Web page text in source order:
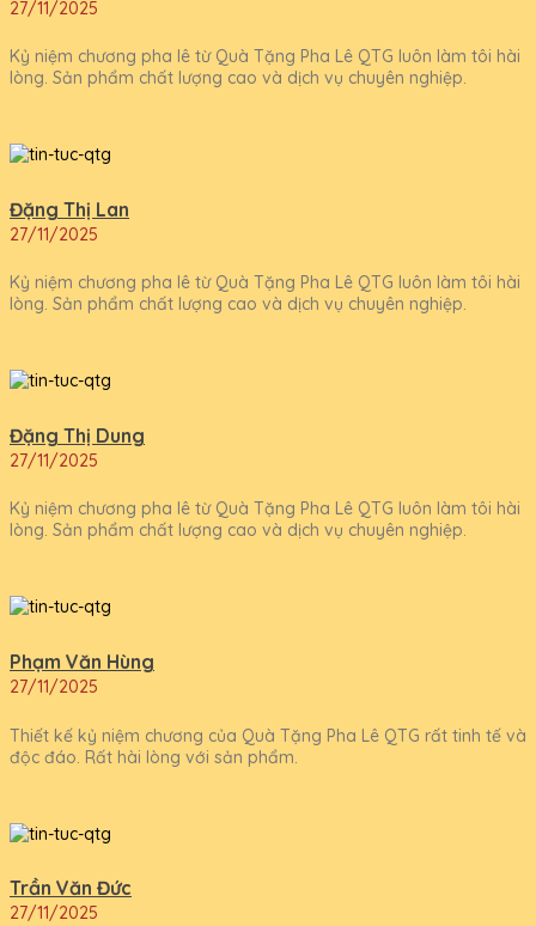
27/11/2025
Kỷ niệm chương pha lê từ Quà Tặng Pha Lê QTG luôn làm tôi hài
lòng. Sản phẩm chất lượng cao và dịch vụ chuyên nghiệp.
Đặng Thị Lan
27/11/2025
Kỷ niệm chương pha lê từ Quà Tặng Pha Lê QTG luôn làm tôi hài
lòng. Sản phẩm chất lượng cao và dịch vụ chuyên nghiệp.
Đặng Thị Dung
27/11/2025
Kỷ niệm chương pha lê từ Quà Tặng Pha Lê QTG luôn làm tôi hài
lòng. Sản phẩm chất lượng cao và dịch vụ chuyên nghiệp.
Phạm Văn Hùng
27/11/2025
Thiết kế kỷ niệm chương của Quà Tặng Pha Lê QTG rất tinh tế và
độc đáo. Rất hài lòng với sản phẩm.
Trần Văn Đức
27/11/2025